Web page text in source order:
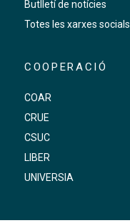
Butlletí de notícies
Totes les xarxes socials
COOPERACIÓ
COAR
CRUE
CSUC
LIBER
UNIVERSIA